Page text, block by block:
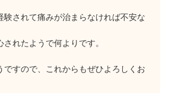
験されて痛みが治まらなければ不安な
れたようで何よりです。
ですので、これからもぜひよろしくお